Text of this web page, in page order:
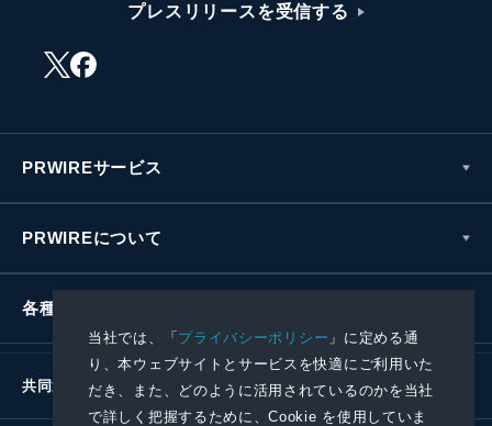
当社では、「プライバシーポリシー 」に定める通
り、本ウェブサイトとサービスを快適にご利用いた
だき、また、どのように活用されているのかを当社
で詳しく把握するために、Cookie を使用していま
プレスリリースを受信する
PRWIREサービス
PRWIREについて
各種お問い合わせ
共同通信社グループ